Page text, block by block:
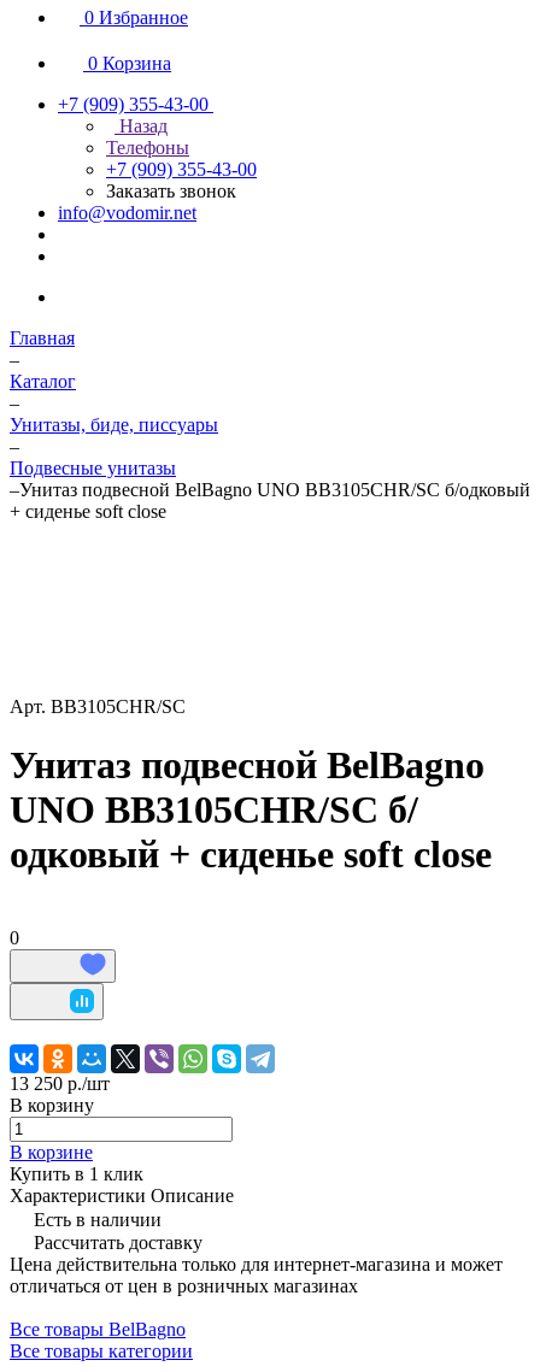
0 Избранное
0 Корзина
+7 (909) 355-43-00
Назад
Телефоны
+7 (909) 355-43-00
Заказать звонок
info@vodomir.net
Главная
–
Каталог
–
Унитазы, биде, писсуары
–
Подвесные унитазы
–Унитаз подвесной BelBagno UNO BB3105CHR/SC б/одковый
+ сиденье soft close
Арт. BB3105CHR/SC
Унитаз подвесной BelBagno
UNO BB3105CHR/SC б/
одковый + сиденье soft close
0
13 250 р./шт
В корзину
В корзине
Купить в 1 клик
Характеристики Описание
Есть в наличии
Рассчитать доставку
Цена действительна только для интернет-магазина и может
отличаться от цен в розничных магазинах
Все товары BelBagno
Все товары категории